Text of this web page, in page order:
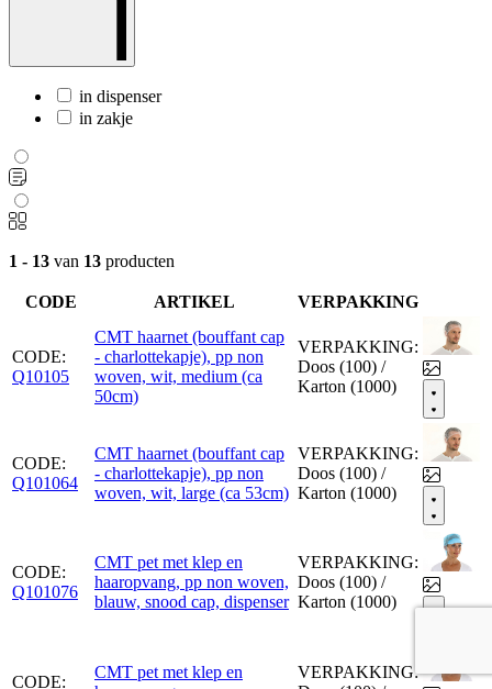
in dispenser
in zakje
1 - 13 van 13 producten
CODE ARTIKEL VERPAKKING
CODE:
Q10105
CMT haarnet (bouffant cap
- charlottekapje), pp non
woven, wit, medium (ca
50cm)
VERPAKKING:
Doos (100) /
Karton (1000)
CODE:
Q101064
CMT haarnet (bouffant cap
- charlottekapje), pp non
woven, wit, large (ca 53cm)
VERPAKKING:
Doos (100) /
Karton (1000)
CODE:
Q101076
CMT pet met klep en
haaropvang, pp non woven,
blauw, snood cap, dispenser
VERPAKKING:
Doos (100) /
Karton (1000)
CODE:
CMT pet met klep en
VERPAKKING: